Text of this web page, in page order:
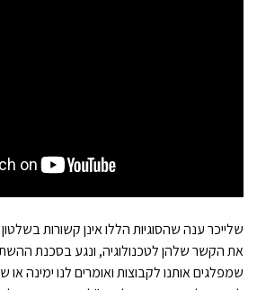
שלייכר ענה שהסוגיות הללו אינן קשורות
את הקשר שלהן לטכנולוגיה, ונגע בסכנת
שמפלגים אותנו לקבוצות ואומרים לנו ימינה